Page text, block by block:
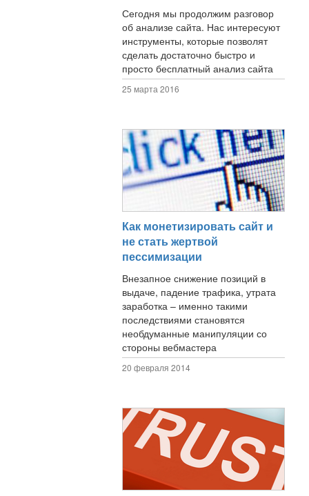
Сегодня мы продолжим разговор
об анализе сайта. Нас интересуют
инструменты, которые позволят
сделать достаточно быстро и
просто бесплатный анализ сайта
25 марта 2016
Как монетизировать сайт и
не стать жертвой
пессимизации
Внезапное снижение позиций в
выдаче, падение трафика, утрата
заработка – именно такими
последствиями становятся
необдуманные манипуляции со
стороны вебмастера
20 февраля 2014